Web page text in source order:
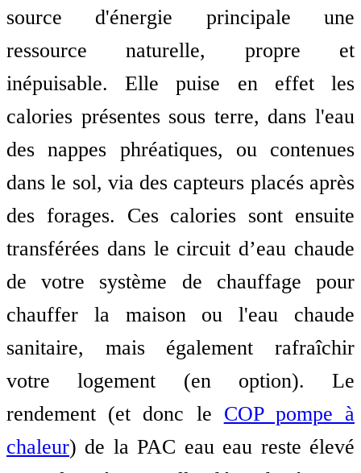
source d'énergie principale une
ressource naturelle, propre et
inépuisable. Elle puise en effet les
calories présentes sous terre, dans l'eau
des nappes phréatiques, ou contenues
dans le sol, via des capteurs placés après
des forages. Ces calories sont ensuite
transférées dans le circuit d’eau chaude
de votre système de chauffage pour
chauffer la maison ou l'eau chaude
sanitaire, mais également rafraîchir
votre logement (en option). Le
rendement (et donc le COP pompe à
chaleur) de la PAC eau eau reste élevé